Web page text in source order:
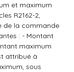
et maximum
R2162-2,
de la commande
: - Montant
maximum
attribué à
sous